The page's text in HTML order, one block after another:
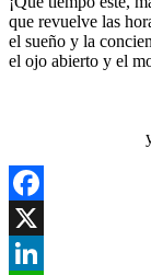
que revuelve las
el sueño y la
el ojo abierto y el
Facebook
X